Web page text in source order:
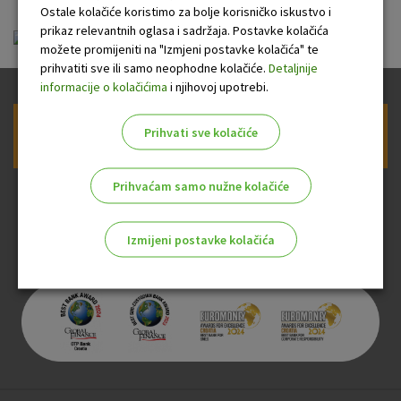
linkclick.pdf
Prijava na newsletter OTP banke
Ostale kolačiće koristimo za bolje korisničko iskustvo i
prikaz relevantnih oglasa i sadržaja. Postavke kolačića
možete promijeniti na "Izmjeni postavke kolačića" te
prihvatiti sve ili samo neophodne kolačiće. Detaljnije
informacije o kolačićima i njihovoj upotrebi.
Prihvati sve kolačiće
Prihvaćam samo nužne kolačiće
Izmijeni postavke kolačića